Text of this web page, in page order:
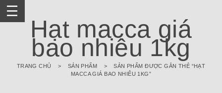
Skip
Hạt macca giá
bao nhiêu 1kg
TRANG CHỦ > SẢN PHẨM >
SẢN PHẨM ĐƯỢC GẮN THẺ “HẠT
MACCA GIÁ BAO NHIÊU 1KG”